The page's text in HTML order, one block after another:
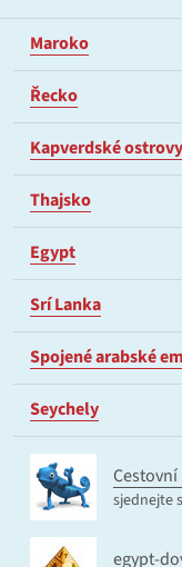
Maroko
Řecko
Kapverdské ostrovy
Thajsko
Egypt
Srí Lanka
Spojené arabské
Seychely
sjednejte
egypt-